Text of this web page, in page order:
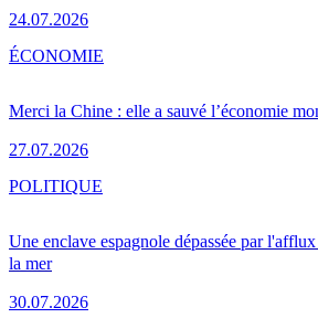
24.07.2026
Merci la Chine : elle a sauvé l’économie
27.07.2026
ÉCONOMIE
Une enclave espagnole dépassée par
la mer
30.07.2026
POLITIQUE